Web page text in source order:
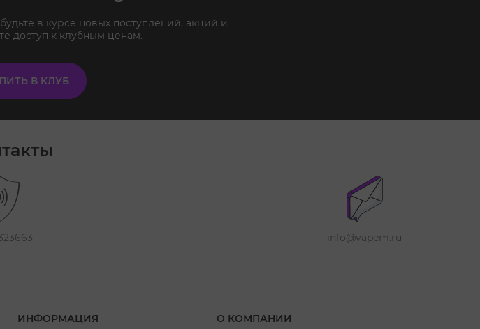
в курсе новых поступлений, акций и
доступ к клубным ценам.
В КЛУБ
info@vapem.ru
ИНФОРМАЦИЯ О КОМПАНИИ